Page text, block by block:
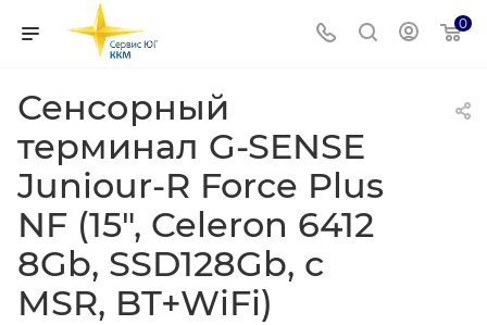
0
Сенсорный
терминал G-SENSE
Juniour-R Force Plus
NF (15", Celeron 6412
8Gb, SSD128Gb, с
MSR, BT+WiFi)